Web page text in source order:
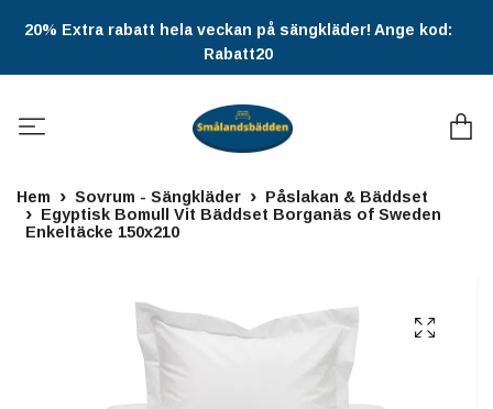
20% Extra rabatt hela veckan på sängkläder! Ange kod:
Rabatt20
Hem Sovrum - Sängkläder
Påslakan & Bäddset
Egyptisk Bomull Vit Bäddset Borganäs of Sweden
Enkeltäcke 150x210